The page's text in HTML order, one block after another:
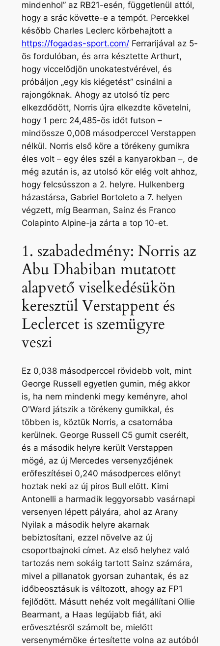
mindenhol” az RB21-esén, függetlenül attól,
hogy a srác követte-e a tempót. Percekkel
később Charles Leclerc körbehajtott a
https://fogadas-sport.com/Ferrarijával az 5-
ös fordulóban, és arra késztette Arthurt,
hogy viccelődjön unokatestvérével, és
próbáljon „egy kis kiégetést” csinálni a
rajongóknak. Ahogy az utolsó tíz perc
elkezdődött, Norris újra elkezdte követelni,
hogy 1 perc 24,485-ös időt futson –
mindössze 0,008 másodperccel Verstappen
nélkül. Norris első köre a törékeny gumikra
éles volt – egy éles szél a kanyarokban –, de
még azután is, az utolsó kör elég volt ahhoz,
hogy felcsússzon a 2. helyre. Hulkenberg
házastársa, Gabriel Bortoleto a 7. helyen
végzett, míg Bearman, Sainz és Franco
Colapinto Alpine-ja zárta a top 10-et.
1. szabadedmény: Norris az
Abu Dhabiban mutatott
alapvető viselkedésükön
keresztül Verstappent és
Leclercet is szemügyre
veszi
Ez 0,038 másodperccel rövidebb volt, mint
George Russell egyetlen gumin, még akkor
is, ha nem mindenki megy keményre, ahol
O'Ward játszik a törékeny gumikkal, és
többen is, köztük Norris, a csatornába
kerülnek. George Russell C5 gumit cserélt,
és a második helyre került Verstappen
mögé, az új Mercedes versenyzőjének
erőfeszítései 0,240 másodperces előnyt
hoztak neki az új piros Bull előtt. Kimi
Antonelli a harmadik leggyorsabb vasárnapi
versenyen lépett pályára, ahol az Arany
Nyilak a második helyre akarnak
bebiztosítani, ezzel növelve az új
csoportbajnoki címet. Az első helyhez való
tartozás nem sokáig tartott Sainz számára,
mivel a pillanatok gyorsan zuhantak, és az
időbeosztásuk is változott, ahogy az FP1
fejlődött. Másutt nehéz volt megállítani Ollie
Bearmant, a Haas legújabb fiát, aki
erővesztésről számolt be, mielőtt
versenymérnöke értesítette volna az autóból